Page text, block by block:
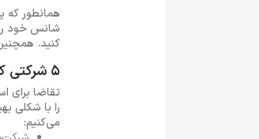
شانس خود را
کنید.
5 شرکتی که به استخدام کارشناس تبلیغات نیاز دارند
تقاضا برای
می‌کنیم: